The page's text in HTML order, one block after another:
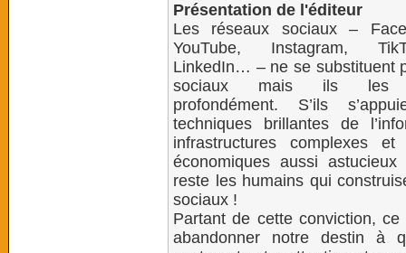
Présentation de l'éditeur
Les réseaux sociaux –
YouTube, Instagram,
LinkedIn… – ne se substituent
sociaux mais ils les
profondément. S’ils
techniques brillantes de
infrastructures complexes
économiques aussi
reste les humains qui
sociaux !
Partant de cette conviction,
abandonner notre destin à